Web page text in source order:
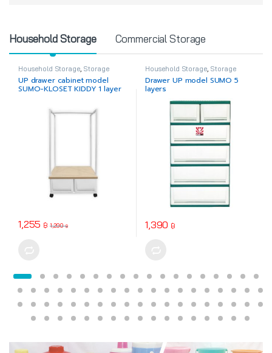
Product Carousel Tabs
Household Storage Commercial Storage
Household Storage, Storage
Drawer
UP drawer cabinet model
SUMO-KLOSET KIDDY 1 layer
1,255 ฿ 1,290฿
Household Storage, Storage
Drawer UP model SUMO 5
layers
1,390 ฿
This product has multiple